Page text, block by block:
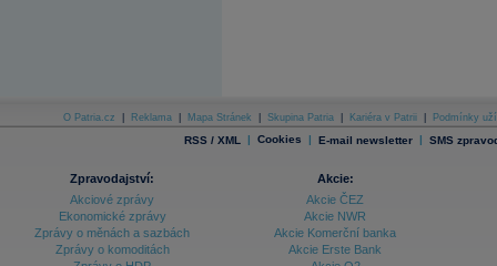
O Patria.cz Reklama Mapa Stránek Skupina Patria Kariéra v Patrii Podmínky
RSS / XML | Cookies | E-mail newsletter | SMS
Zpravodajství:
Akciové zprávy
Ekonomické zprávy
Zprávy o měnách a sazbách
Zprávy o komoditách
Akcie:
Akcie ČEZ
Akcie NWR
Akcie Komerční banka
Akcie Erste Bank